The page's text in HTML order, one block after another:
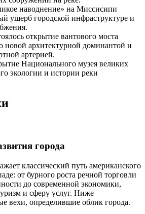
наводнение» на Миссисипи
ущерб городской инфраструктуре и
открытие вантового моста
новой архитектурной доминантой и
артерией.
Национального музея великих
экологии и истории реки
города
классический путь американского
от бурного роста речной торговли
до современной экономики,
и сферу услуг. Ниже
вехи, определившие облик города.